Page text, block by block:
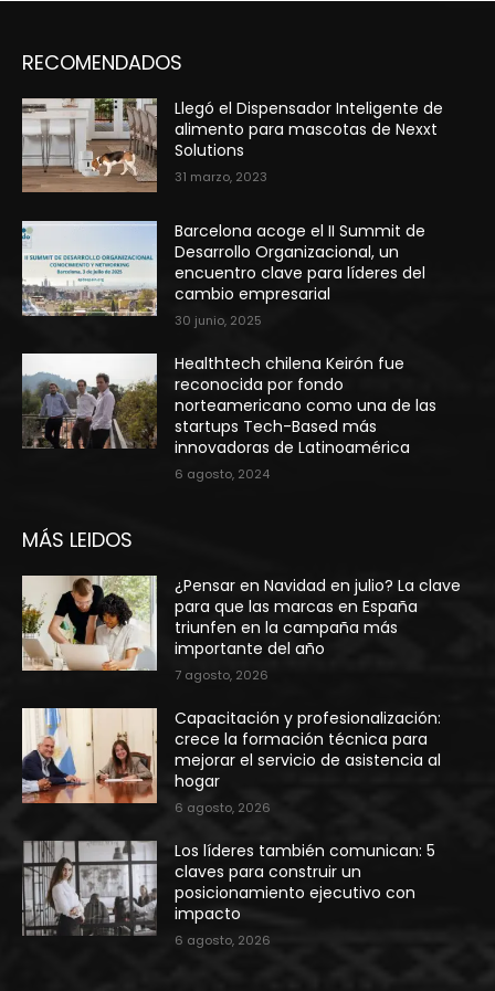
RECOMENDADOS
Llegó el Dispensador Inteligente de
alimento para mascotas de Nexxt
Solutions
31 marzo, 2023
Barcelona acoge el II Summit de
Desarrollo Organizacional, un
encuentro clave para líderes del
cambio empresarial
30 junio, 2025
Healthtech chilena Keirón fue
reconocida por fondo
norteamericano como una de las
startups Tech-Based más
innovadoras de Latinoamérica
6 agosto, 2024
MÁS LEIDOS
¿Pensar en Navidad en julio? La clave
para que las marcas en España
triunfen en la campaña más
importante del año
7 agosto, 2026
Capacitación y profesionalización:
crece la formación técnica para
mejorar el servicio de asistencia al
hogar
6 agosto, 2026
Los líderes también comunican: 5
claves para construir un
posicionamiento ejecutivo con
impacto
6 agosto, 2026